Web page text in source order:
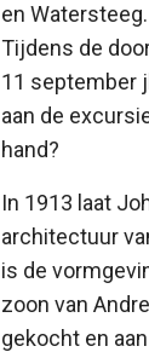
en
Tijdens de
11 september
aan de
hand?
In 1913 laat
architectuur
is de
zoon van
gekocht en